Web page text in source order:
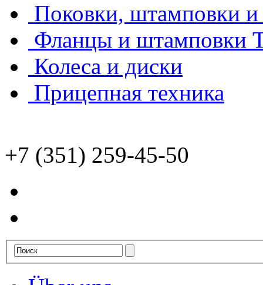
Поковки, штамповки и
Фланцы и штамповки
Колеса и диски
Прицепная техника
+7 (351) 259-45-50